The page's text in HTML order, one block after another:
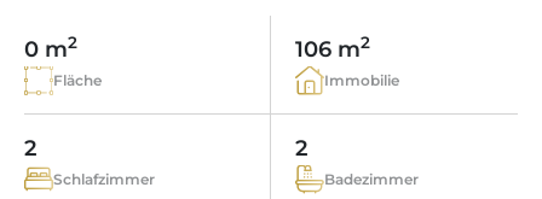
STEUERN UND KAUFNEBENKOSTEN
FAQ
KUNDENSTIMMEN
BLOG
KONTAKT
REGION PORTALS
MALLORCA KULINARISCH
SHOPPING AUF MALLORCA
FREIZEITAKTIVITÄTEN AUF MALLORCA
SCHULEN AUF MALLORCA
KONTAKT
0 m2
Fläche
106 m2
Immobilie
2
Schlafzimmer
2
Badezimmer